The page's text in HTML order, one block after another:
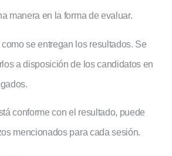
manera en la forma de evaluar.
se entregan los resultados. Se
a disposición de los candidatos en
conforme con el resultado, puede
mencionados para cada sesión.